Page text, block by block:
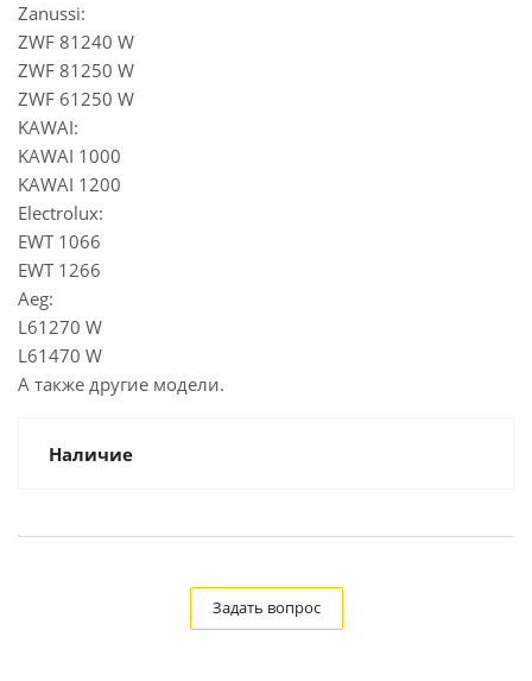
Zanussi:
ZWF 81240 W
ZWF 81250 W
ZWF 61250 W
KAWAI:
KAWAI 1000
KAWAI 1200
Electrolux:
EWT 1066
EWT 1266
Aeg:
L61270 W
L61470 W
А также другие модели.
Наличие
Задать вопрос